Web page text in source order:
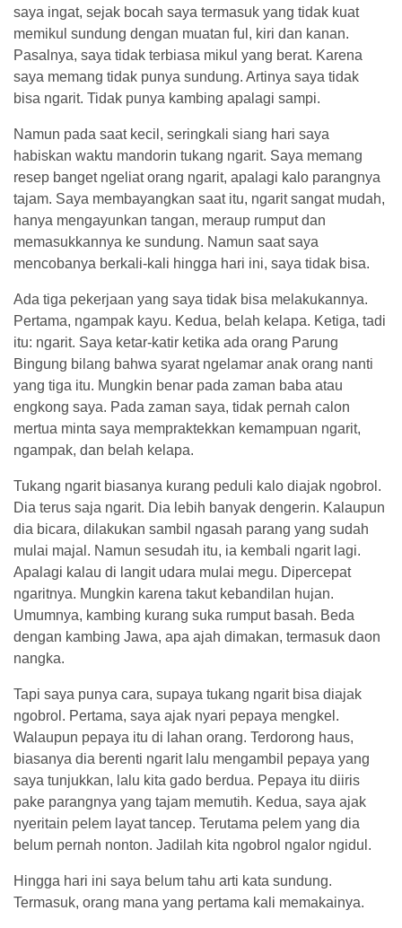
saya ingat, sejak bocah saya termasuk yang tidak kuat
memikul sundung dengan muatan ful, kiri dan kanan.
Pasalnya, saya tidak terbiasa mikul yang berat. Karena
saya memang tidak punya sundung. Artinya saya tidak
bisa ngarit. Tidak punya kambing apalagi sampi.
Namun pada saat kecil, seringkali siang hari saya
habiskan waktu mandorin tukang ngarit. Saya memang
resep banget ngeliat orang ngarit, apalagi kalo parangnya
tajam. Saya membayangkan saat itu, ngarit sangat mudah,
hanya mengayunkan tangan, meraup rumput dan
memasukkannya ke sundung. Namun saat saya
mencobanya berkali-kali hingga hari ini, saya tidak bisa.
Ada tiga pekerjaan yang saya tidak bisa melakukannya.
Pertama, ngampak kayu. Kedua, belah kelapa. Ketiga, tadi
itu: ngarit. Saya ketar-katir ketika ada orang Parung
Bingung bilang bahwa syarat ngelamar anak orang nanti
yang tiga itu. Mungkin benar pada zaman baba atau
engkong saya. Pada zaman saya, tidak pernah calon
mertua minta saya mempraktekkan kemampuan ngarit,
ngampak, dan belah kelapa.
Tukang ngarit biasanya kurang peduli kalo diajak ngobrol.
Dia terus saja ngarit. Dia lebih banyak dengerin. Kalaupun
dia bicara, dilakukan sambil ngasah parang yang sudah
mulai majal. Namun sesudah itu, ia kembali ngarit lagi.
Apalagi kalau di langit udara mulai megu. Dipercepat
ngaritnya. Mungkin karena takut kebandilan hujan.
Umumnya, kambing kurang suka rumput basah. Beda
dengan kambing Jawa, apa ajah dimakan, termasuk daon
nangka.
Tapi saya punya cara, supaya tukang ngarit bisa diajak
ngobrol. Pertama, saya ajak nyari pepaya mengkel.
Walaupun pepaya itu di lahan orang. Terdorong haus,
biasanya dia berenti ngarit lalu mengambil pepaya yang
saya tunjukkan, lalu kita gado berdua. Pepaya itu diiris
pake parangnya yang tajam memutih. Kedua, saya ajak
nyeritain pelem layat tancep. Terutama pelem yang dia
belum pernah nonton. Jadilah kita ngobrol ngalor ngidul.
Hingga hari ini saya belum tahu arti kata sundung.
Termasuk, orang mana yang pertama kali memakainya.